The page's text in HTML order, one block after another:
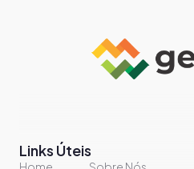
Links Úteis